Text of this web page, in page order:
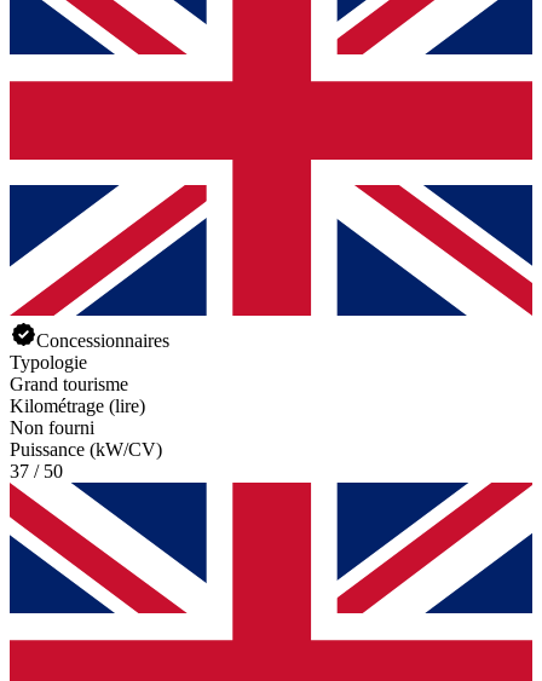
Concessionnaires
Typologie
Grand tourisme
Kilométrage (lire)
Non fourni
Puissance (kW/CV)
37 / 50